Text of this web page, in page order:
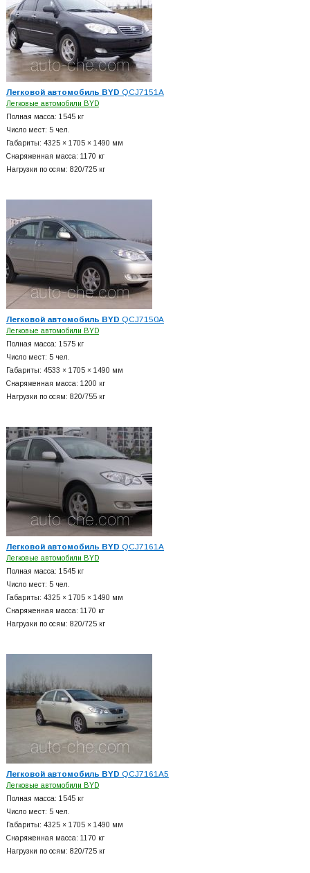
Легковой автомобиль BYD QCJ7151A
Легковые автомобили BYD
Полная масса: 1545 кг
Число мест: 5 чел.
Габариты: 4325 × 1705 × 1490 мм
Снаряженная масса: 1170 кг
Нагрузки по осям: 820/725 кг
Легковой автомобиль BYD QCJ7150A
Легковые автомобили BYD
Полная масса: 1575 кг
Число мест: 5 чел.
Габариты: 4533 × 1705 × 1490 мм
Снаряженная масса: 1200 кг
Нагрузки по осям: 820/755 кг
Легковой автомобиль BYD QCJ7161A
Легковые автомобили BYD
Полная масса: 1545 кг
Число мест: 5 чел.
Габариты: 4325 × 1705 × 1490 мм
Снаряженная масса: 1170 кг
Нагрузки по осям: 820/725 кг
Легковой автомобиль BYD QCJ7161A5
Легковые автомобили BYD
Полная масса: 1545 кг
Число мест: 5 чел.
Габариты: 4325 × 1705 × 1490 мм
Снаряженная масса: 1170 кг
Нагрузки по осям: 820/725 кг